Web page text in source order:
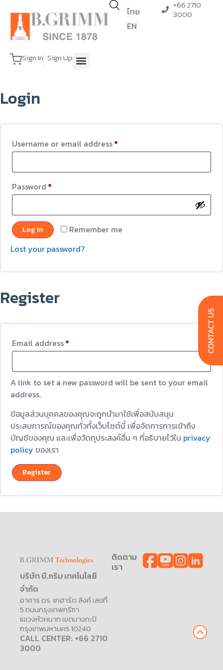
ไทย
EN
+66 2710
3000
Sign In Sign Up
Login
Username or email address*
Password *
Remember me
Log in
Lost your password?
Register
Email address*
A link to set a new password will be sent to your email
address.
ข้อมูลส่วนบุคคลของคุณจะถูกนำมาใช้เพื่อสนับสนุน
ประสบการณ์ของคุณทั่วทั้งเว็บไซต์นี้ เพื่อจัดการการเข้าถึง
บัญชีของคุณ และเพื่อวัตถุประสงค์อื่น ๆ ที่อธิบายไว้ใน privacy
policy ของเรา
Register
บริษัท บี.กริม เทคโนโลยี
จำกัด
อาคาร ดร. เกฮาร์ด ลิงค์ เลขที่
5 ถนนกรุงเทพกรีฑา
แขวงหัวหมาก เขตบางกะปิ
กรุงเทพมหานคร 10240
CALL CENTER: +66 2710
3000
ติดตาม
เรา